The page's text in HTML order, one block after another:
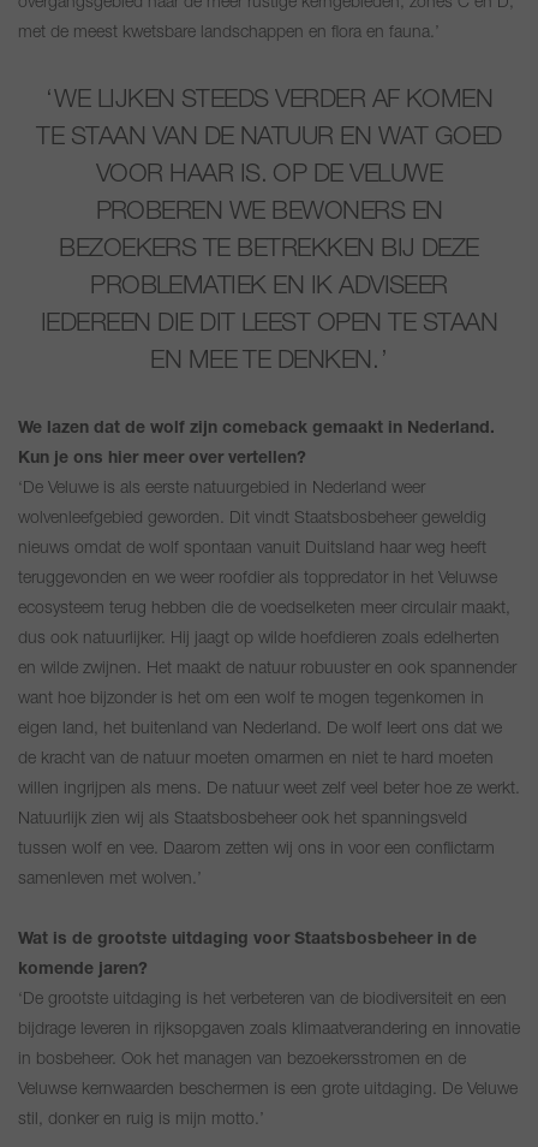
met de meest kwetsbare landschappen en flora en fauna.’
WE LIJKEN STEEDS VERDER AF KOMEN
TE STAAN VAN DE NATUUR EN WAT GOED
VOOR HAAR IS. OP DE VELUWE
PROBEREN WE BEWONERS EN
BEZOEKERS TE BETREKKEN BIJ DEZE
PROBLEMATIEK EN IK ADVISEER
IEDEREEN DIE DIT LEEST OPEN TE STAAN
EN MEE TE DENKEN.
We lazen dat de wolf zijn comeback gemaakt in Nederland.
Kun je ons hier meer over vertellen?
‘De Veluwe is als eerste natuurgebied in Nederland weer
wolvenleefgebied geworden. Dit vindt Staatsbosbeheer geweldig
nieuws omdat de wolf spontaan vanuit Duitsland haar weg heeft
teruggevonden en we weer roofdier als toppredator in het Veluwse
ecosysteem terug hebben die de voedselketen meer circulair maakt,
dus ook natuurlijker. Hij jaagt op wilde hoefdieren zoals edelherten
en wilde zwijnen. Het maakt de natuur robuuster en ook spannender
want hoe bijzonder is het om een wolf te mogen tegenkomen in
eigen land, het buitenland van Nederland. De wolf leert ons dat we
de kracht van de natuur moeten omarmen en niet te hard moeten
willen ingrijpen als mens. De natuur weet zelf veel beter hoe ze werkt.
Natuurlijk zien wij als Staatsbosbeheer ook het spanningsveld
tussen wolf en vee. Daarom zetten wij ons in voor een conflictarm
samenleven met wolven.’
Wat is de grootste uitdaging voor Staatsbosbeheer in de
komende jaren?
‘De grootste uitdaging is het verbeteren van de biodiversiteit en een
bijdrage leveren in rijksopgaven zoals klimaatverandering en innovatie
in bosbeheer. Ook het managen van bezoekersstromen en de
Veluwse kernwaarden beschermen is een grote uitdaging. De Veluwe
stil, donker en ruig is mijn motto.’